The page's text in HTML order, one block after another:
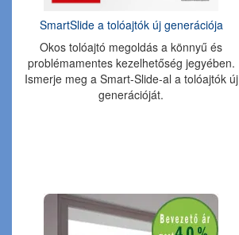
SmartSlide a tolóajtók új generációja
Okos tolóajtó megoldás a könnyű és
problémamentes kezelhetőség jegyében.
Ismerje meg a Smart-Slide-al a tolóajtók új
generációját.